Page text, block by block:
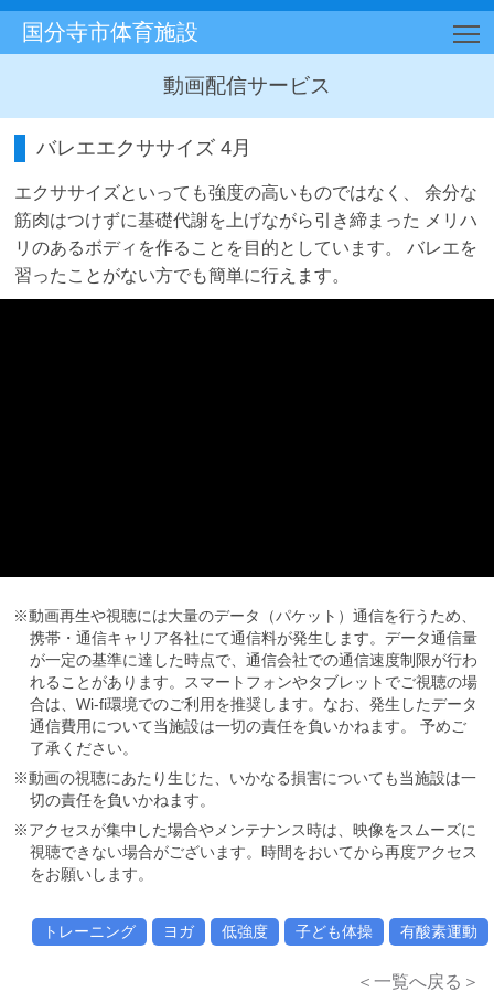
国分寺市体育施設
動画配信サービス
バレエエクササイズ 4月
エクササイズといっても強度の高いものではなく、 余分な
筋肉はつけずに基礎代謝を上げながら引き締まった メリハ
リのあるボディを作ることを目的としています。 バレエを
習ったことがない方でも簡単に行えます。
※動画再生や視聴には大量のデータ（パケット）通信を行うため、
携帯・通信キャリア各社にて通信料が発生します。データ通信量
が一定の基準に達した時点で、通信会社での通信速度制限が行わ
れることがあります。スマートフォンやタブレットでご視聴の場
合は、Wi-fi環境でのご利用を推奨します。なお、発生したデータ
通信費用について当施設は一切の責任を負いかねます。 予めご
了承ください。
※動画の視聴にあたり生じた、いかなる損害についても当施設は一
切の責任を負いかねます。
※アクセスが集中した場合やメンテナンス時は、映像をスムーズに
視聴できない場合がございます。時間をおいてから再度アクセス
をお願いします。
トレーニング ヨガ 低強度 子ども体操 有酸素運動
＜一覧へ戻る＞